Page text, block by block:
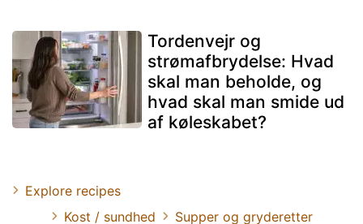
Tordenvejr og
strømafbrydelse: Hvad
skal man beholde, og
hvad skal man smide ud
af køleskabet?
Explore recipes
Kost / sundhed
Supper og gryderetter